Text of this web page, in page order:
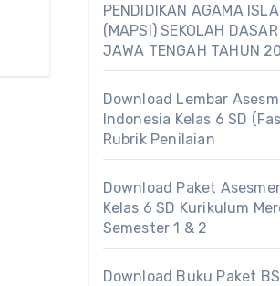
PENDIDIKAN AGAMA
(MAPSI) SEKOLAH
JAWA TENGAH TAHUN
Download Lembar
Indonesia Kelas 6 SD
Rubrik Penilaian
Download Paket
Kelas 6 SD Kurikulum
Semester 1 & 2
Download Buku Paket